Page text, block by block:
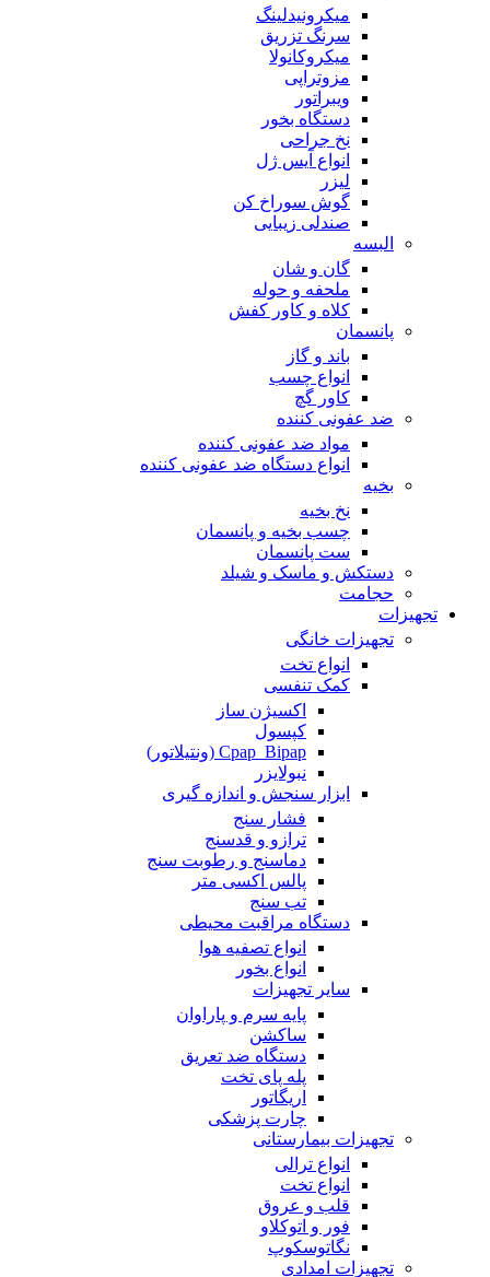
میکرونیدلینگ
سرنگ تزریق
میکروکانولا
مزوتراپی
ویبراتور
دستگاه بخور
نخ جراحی
انواع آیس ژل
لیزر
گوش سوراخ کن
صندلی زیبایی
البسه
گان و شان
ملحفه و حوله
کلاه و کاور کفش
پانسمان
باند و گاز
انواع چسب
کاور گچ
ضد عفونی کننده
مواد ضد عفونی کننده
انواع دستگاه ضد عفونی کننده
بخیه
نخ بخیه
چسب بخیه و پانسمان
ست پانسمان
دستکش و ماسک و شیلد
حجامت
تجهیزات
تجهیزات خانگی
انواع تخت
کمک تنفسی
اکسیژن ساز
کپسول
Cpap_Bipap (ونتیلاتور)
نبولایزر
ابزار سنجش و اندازه گیری
فشار سنج
ترازو و قدسنج
دماسنج و رطوبت سنج
پالس اکسی متر
تب سنج
دستگاه مراقبت محیطی
انواع تصفیه هوا
انواع بخور
سایر تجهیزات
پایه سرم و پاراوان
ساکشن
دستگاه ضد تعریق
پله پای تخت
اریگاتور
چارت پزشکی
تجهیزات بیمارستانی
انواع ترالی
انواع تخت
قلب و عروق
فور و اتوکلاو
نگاتوسکوپ
تجهیزات امدادی